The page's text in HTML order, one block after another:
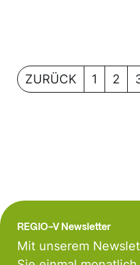
ZURÜCK 1 2
REGIO-V Newsletter
Mit unserem